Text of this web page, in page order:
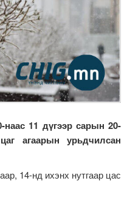
11 дүгээр сарын 20-
агаарын урьдчилсан
14-нд ихэнх нутгаар цас